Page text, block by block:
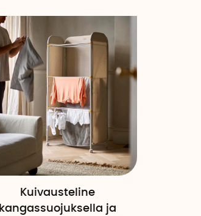
Alin hinta
Korkein hinta
Julkistamispäivä
Kuivausteline
kangassuojuksella ja